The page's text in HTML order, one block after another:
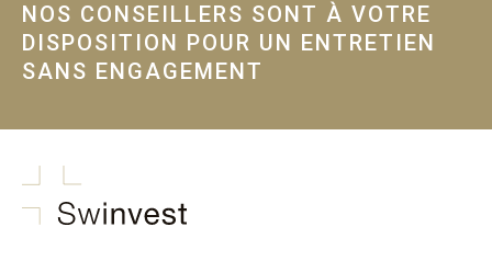
NOS CONSEILLERS SONT À VOTRE
DISPOSITION POUR UN ENTRETIEN
SANS ENGAGEMENT